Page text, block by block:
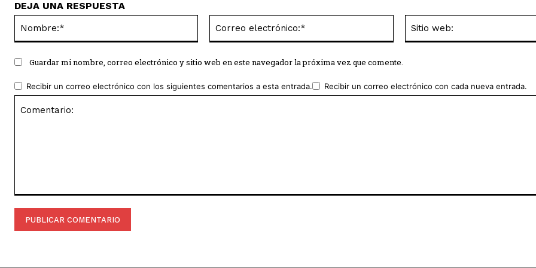
DEJA UNA RESPUESTA
electrónico:*
Guardar mi nombre, correo electrónico y sitio web en este navegador la próxima vez que comente.
Recibir un correo electrónico con los siguientes comentarios a esta entrada. Recibir un correo electrónico con cada nueva entrada.